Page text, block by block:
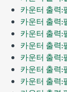
카운터 출력:
카운터 출력:
카운터 출력:
카운터 출력:
카운터 출력:
카운터 출력:
카운터 출력: